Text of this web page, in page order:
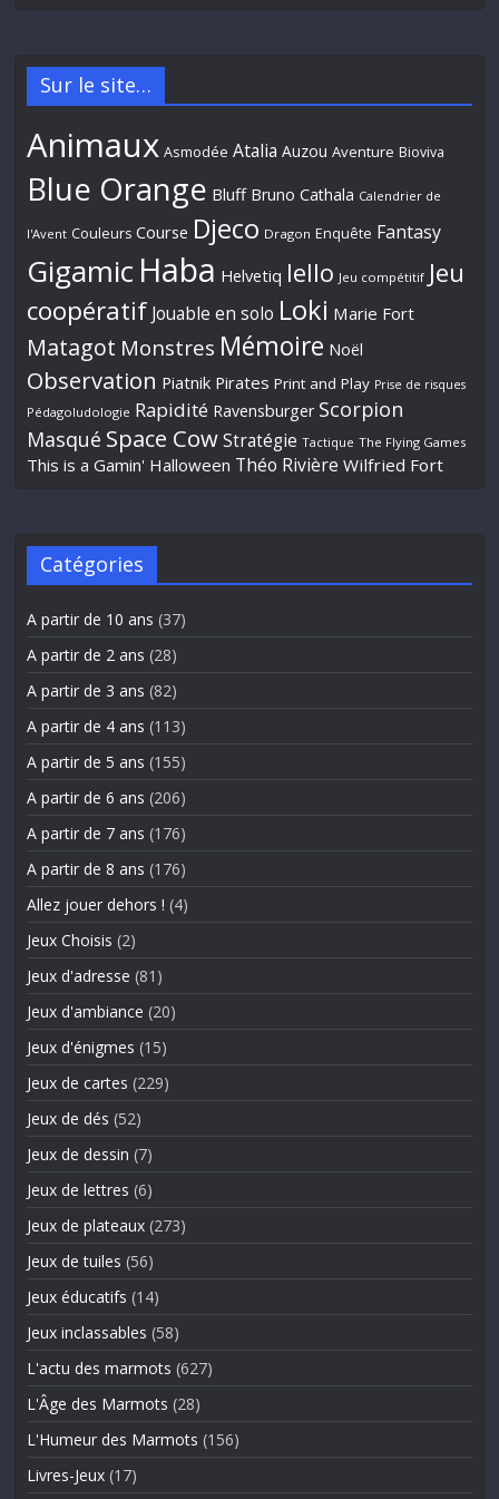
Sur le site…
Animaux Asmodée Atalia Auzou Aventure Bioviva
Blue Orange Bluff Bruno Cathala Calendrier de
l'Avent Couleurs Course Djeco Dragon Enquête Fantasy
Gigamic Haba Helvetiq Iello Jeu compétitif Jeu
coopératif Jouable en solo Loki Marie Fort
Matagot Monstres Mémoire Noël
Observation Piatnik Pirates Print and Play Prise de risques
Pédagoludologie Rapidité Ravensburger Scorpion
Masqué Space Cow Stratégie Tactique The Flying Games
This is a Gamin' Halloween Théo Rivière Wilfried Fort
Catégories
A partir de 10 ans (37)
A partir de 2 ans (28)
A partir de 3 ans (82)
A partir de 4 ans (113)
A partir de 5 ans (155)
A partir de 6 ans (206)
A partir de 7 ans (176)
A partir de 8 ans (176)
Allez jouer dehors ! (4)
Jeux Choisis (2)
Jeux d'adresse (81)
Jeux d'ambiance (20)
Jeux d'énigmes (15)
Jeux de cartes (229)
Jeux de dés (52)
Jeux de dessin (7)
Jeux de lettres (6)
Jeux de plateaux (273)
Jeux de tuiles (56)
Jeux éducatifs (14)
Jeux inclassables (58)
L'actu des marmots (627)
L'Âge des Marmots (28)
L'Humeur des Marmots (156)
Livres-Jeux (17)